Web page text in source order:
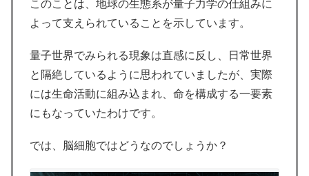
このことは、地球の生態系が量子力学の仕組みに
よって支えられていることを示しています。
量子世界でみられる現象は直感に反し、日常世界
と隔絶しているように思われていましたが、実際
には生命活動に組み込まれ、命を構成する一要素
にもなっていたわけです。
では、脳細胞ではどうなのでしょうか？